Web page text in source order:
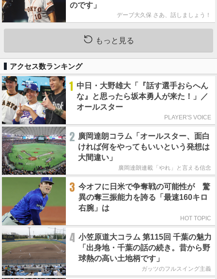
のです」
デーブ大久保 さあ、話しましょう！
もっと見る
アクセス数ランキング
1 中日・大野雄大「『話す選手おらへん
な』と思ったら坂本勇人が来た！」／
オールスター
PLAYER'S VOICE
2 廣岡達朗コラム「オールスター、面白
ければ何をやってもいいという発想は
大間違い」
廣岡達朗連載「やれ」と言える信念
3 今オフに日米で争奪戦の可能性が 驚
異の奪三振能力を誇る「最速160キロ
右腕」は
HOT TOPIC
4 小笠原道大コラム 第115回 千葉の魅力
「出身地・千葉の話の続き。昔から野
球熱の高い土地柄です」
ガッツのフルスイング主義